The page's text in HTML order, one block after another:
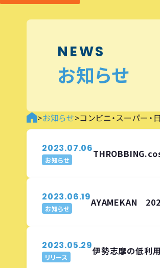
NEWS
お知らせ
>お知らせ>コンビニ・スーパー・
2023.07.06
お知らせ
2023.06.19
お知らせ AYAMEKAN
2023.05.29
リリース 伊勢志摩の低利